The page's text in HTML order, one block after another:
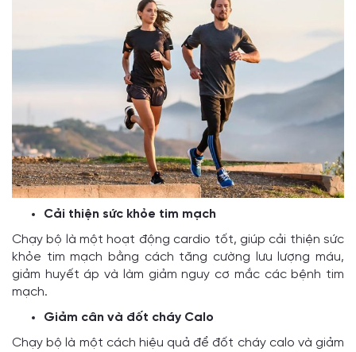
Cải thiện sức khỏe tim mạch
Chạy bộ là một hoạt động cardio tốt, giúp cải thiện sức
khỏe tim mạch bằng cách tăng cường lưu lượng máu,
giảm huyết áp và làm giảm nguy cơ mắc các bệnh tim
mạch.
Giảm cân và đốt cháy Calo
Chạy bộ là một cách hiệu quả để đốt cháy calo và giảm